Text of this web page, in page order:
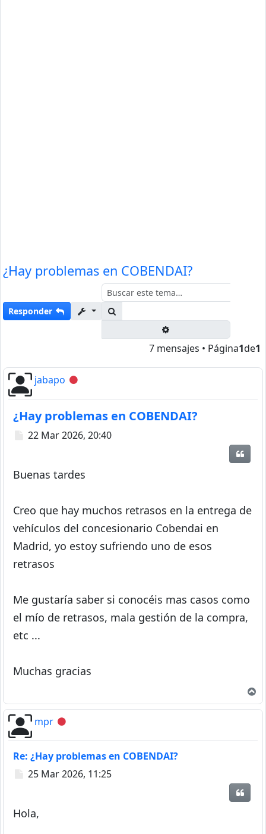
¿Hay problemas en COBENDAI?
Responder
7 mensajes • Página1de1
jabapo Desconectado
¿Hay problemas en COBENDAI?
Mensaje
22 Mar 2026, 20:40
Buenas tardes
Creo que hay muchos retrasos en la entrega de
vehículos del concesionario Cobendai en
Madrid, yo estoy sufriendo uno de esos
retrasos
Me gustaría saber si conocéis mas casos como
el mío de retrasos, mala gestión de la compra,
etc ...
Muchas gracias
mpr Desconectado
Re: ¿Hay problemas en COBENDAI?
Mensaje
25 Mar 2026, 11:25
Hola,